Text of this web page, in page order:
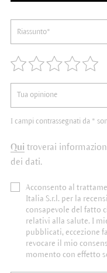
I campi contrassegnati da *
Qui troverai
dei dati.
Acconsento al
Italia S.r.l. per la
consapevole del fatto
relativi alla salute. I
pubblicati, eccezione
revocare il mio
momento con effetto